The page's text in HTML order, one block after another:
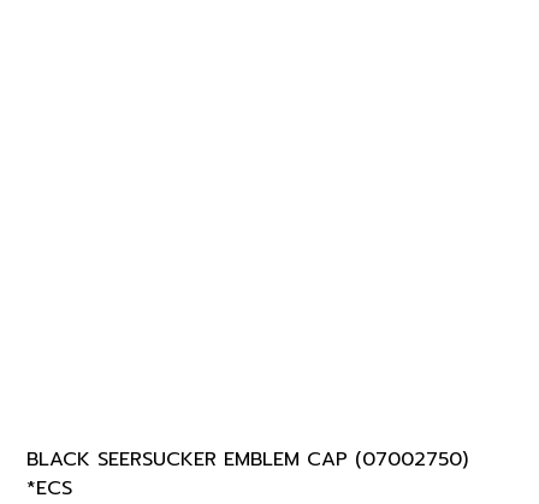
BLACK SEERSUCKER EMBLEM CAP (07002750)
*ECS